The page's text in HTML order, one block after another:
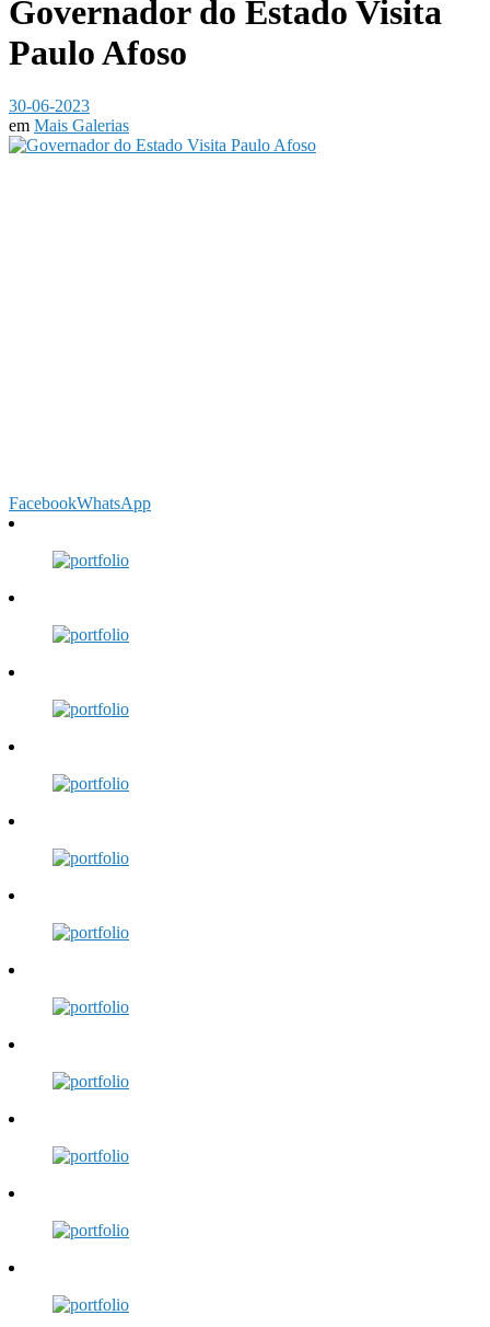
Governador do Estado Visita
Paulo Afoso
30-06-2023
em Mais Galerias
FacebookWhatsApp